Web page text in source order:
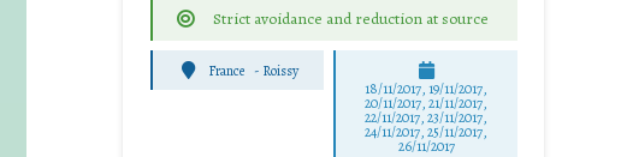
Strict avoidance and reduction at source
France - Roissy
18/11/2017, 19/11/2017,
20/11/2017, 21/11/2017,
22/11/2017, 23/11/2017,
24/11/2017, 25/11/2017,
26/11/2017